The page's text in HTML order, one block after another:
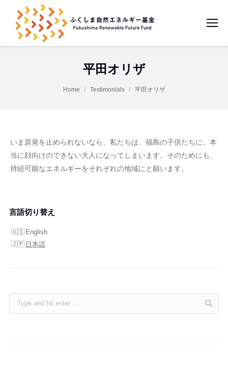
平田オリザ
Home Testimonials 平田オリザ
いま原発を止められないなら、私たちは、福島の子供たちに、本
当に顔向けのできない大人になってしまいます。そのためにも、
持続可能なエネルギーをそれぞれの地域にと願います。
言語切り替え
English
日本語